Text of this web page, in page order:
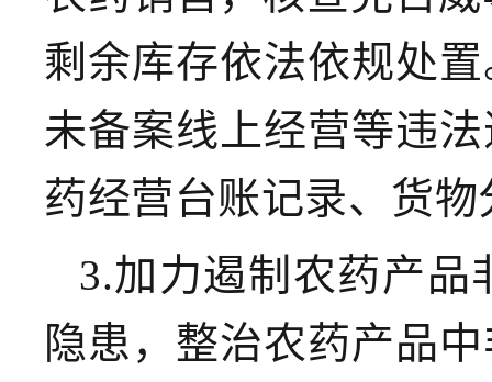
剩余库存依法依规处
未备案线上经营等违
药经营台账记录、货
3.加力遏制农药产品
隐患，整治农药产品